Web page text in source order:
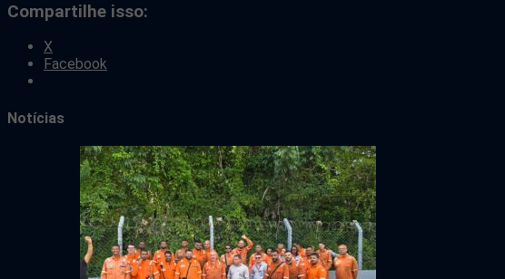
Compartilhe isso:
X
Facebook
Notícias